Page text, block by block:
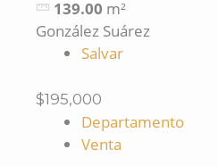
139.00 m²
González Suárez
Salvar
$195,000
Departamento
Venta